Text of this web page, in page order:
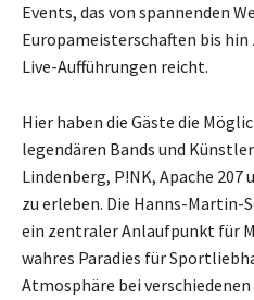
Events, das von spannenden
Europameisterschaften bis hin
Live-Aufführungen reicht.
Hier haben die Gäste die
legendären Bands und
Lindenberg, P!NK, Apache 207
zu erleben. Die Hanns-
ein zentraler Anlaufpunkt für
wahres Paradies für
Atmosphäre bei